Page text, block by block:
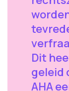
Dit
geleid
AHA